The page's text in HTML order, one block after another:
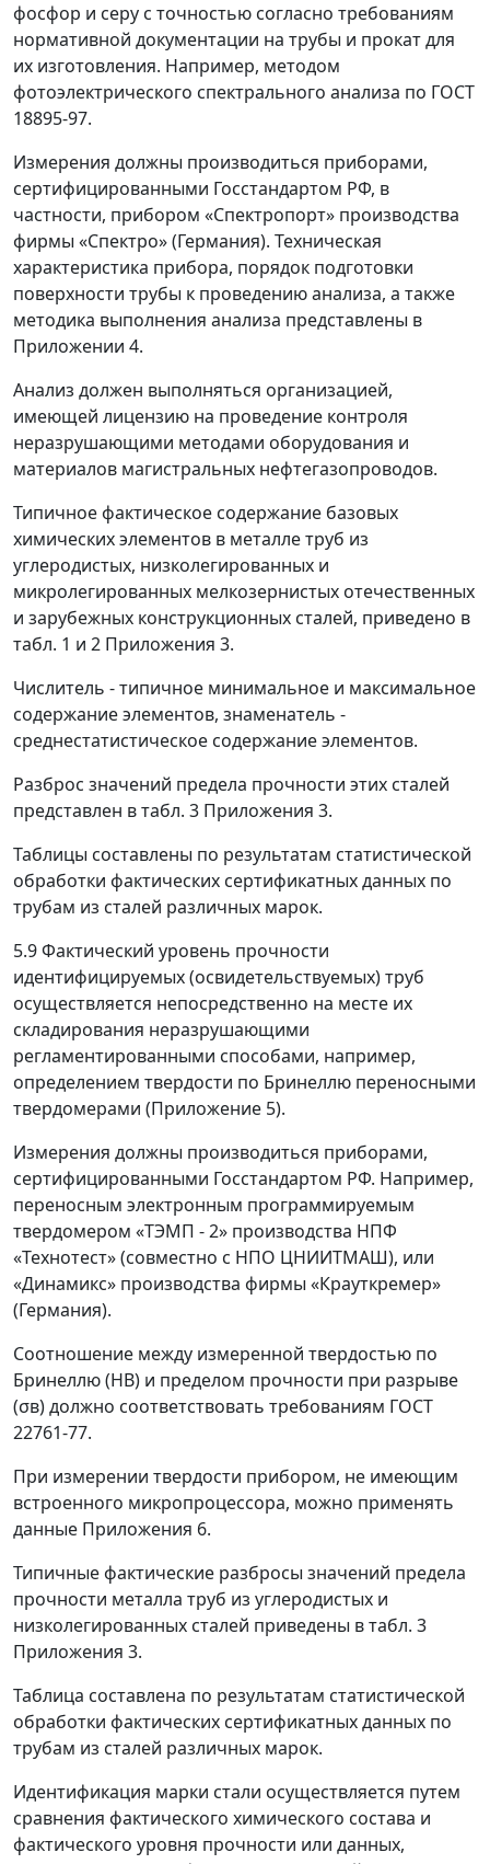
фосфор и серу с точностью согласно требованиям
нормативной документации на трубы и прокат для
их изготовления. Например, методом
фотоэлектрического спектрального анализа по ГОСТ
18895-97.
Измерения должны производиться приборами,
сертифицированными Госстандартом РФ, в
частности, прибором «Спектропорт» производства
фирмы «Спектро» (Германия). Техническая
характеристика прибора, порядок подготовки
поверхности трубы к проведению анализа, а также
методика выполнения анализа представлены в
Приложении 4.
Анализ должен выполняться организацией,
имеющей лицензию на проведение контроля
неразрушающими методами оборудования и
материалов магистральных нефтегазопроводов.
Типичное фактическое содержание базовых
химических элементов в металле труб из
углеродистых, низколегированных и
микролегированных мелкозернистых отечественных
и зарубежных конструкционных сталей, приведено в
табл. 1 и 2 Приложения 3.
Числитель -типичное минимальное и максимальное
содержание элементов, знаменатель -
среднестатистическое содержание элементов.
Разброс значений предела прочности этих сталей
представлен в табл. 3 Приложения 3.
Таблицы составлены по результатам статистической
обработки фактических сертификатных данных по
трубам из сталей различных марок.
5.9 Фактический уровень прочности
идентифицируемых (освидетельствуемых) труб
осуществляется непосредственно на месте их
складирования неразрушающими
регламентированными способами, например,
определением твердости по Бринеллю переносными
твердомерами (Приложение 5).
Измерения должны производиться приборами,
сертифицированными Госстандартом РФ. Например,
переносным электронным программируемым
твердомером «ТЭМП - 2» производства НПФ
«Технотест» (совместно с НПО ЦНИИТМАШ), или
«Динамикс» производства фирмы «Крауткремер»
(Германия).
Соотношение между измеренной твердостью по
Бринеллю (НВ) и пределом прочности при разрыве
(σв) должно соответствовать требованиям ГОСТ
22761-77.
При измерении твердости прибором, не имеющим
встроенного микропроцессора, можно применять
данные Приложения 6.
Типичные фактические разбросы значений предела
прочности металла труб из углеродистых и
низколегированных сталей приведены в табл. 3
Приложения 3.
Таблица составлена по результатам статистической
обработки фактических сертификатных данных по
трубам из сталей различных марок.
Идентификация марки стали осуществляется путем
сравнения фактического химического состава и
фактического уровня прочности или данных,